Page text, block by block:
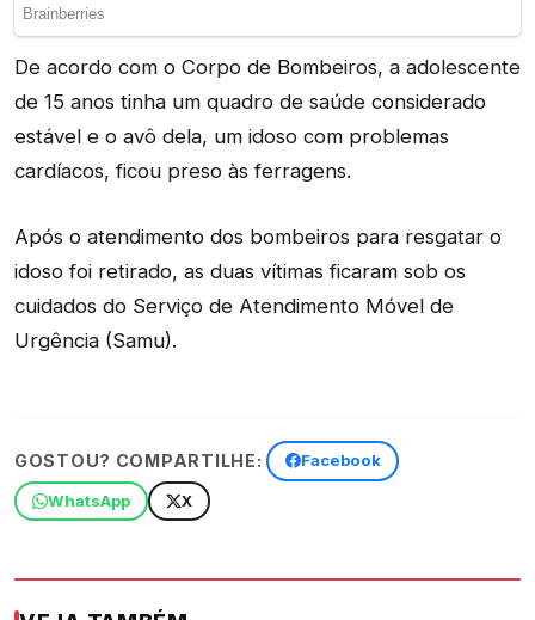
De acordo com o Corpo de Bombeiros, a adolescente
de 15 anos tinha um quadro de saúde considerado
estável e o avô dela, um idoso com problemas
cardíacos, ficou preso às ferragens.
Após o atendimento dos bombeiros para resgatar o
idoso foi retirado, as duas vítimas ficaram sob os
cuidados do Serviço de Atendimento Móvel de
Urgência (Samu).
GOSTOU? COMPARTILHE: Facebook
WhatsApp X